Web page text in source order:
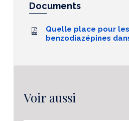
Documents
Quelle place pour les
benzodiazépines
Voir aussi